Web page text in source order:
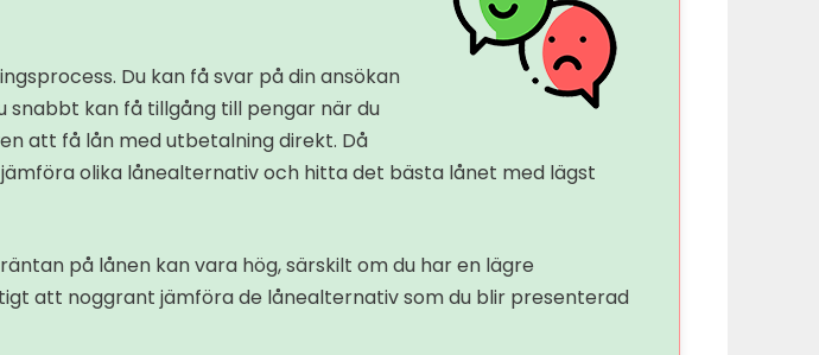
Du kan få svar på din ansökan
snabbt kan få tillgång till pengar när du
att få lån med utbetalning direkt. Då
olika lånealternativ och hitta det bästa lånet med lägst
på lånen kan vara hög, särskilt om du har en lägre
att noggrant jämföra de lånealternativ som du blir presenterad